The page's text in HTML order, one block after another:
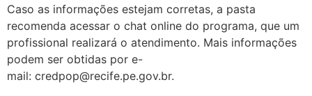
Caso as informações estejam corretas, a pasta
recomenda acessar o chat online do programa, que um
profissional realizará o atendimento. Mais informações
podem ser obtidas por e-
mail: credpop@recife.pe.gov.br.